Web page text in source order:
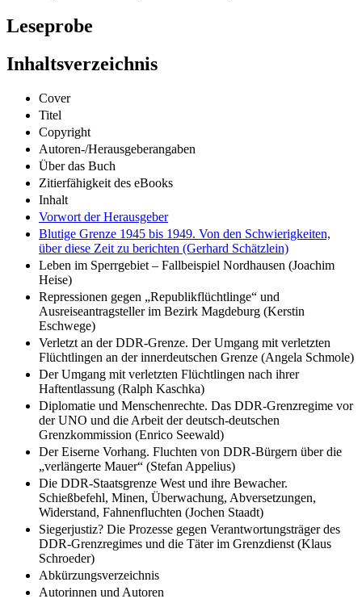
Leseprobe
Inhaltsverzeichnis
Cover
Titel
Copyright
Autoren-/Herausgeberangaben
Über das Buch
Zitierfähigkeit des eBooks
Inhalt
Vorwort der Herausgeber
Blutige Grenze 1945 bis 1949. Von den Schwierigkeiten,
über diese Zeit zu berichten (Gerhard Schätzlein)
Leben im Sperrgebiet – Fallbeispiel Nordhausen (Joachim
Heise)
Repressionen gegen „Republikflüchtlinge“ und
Ausreiseantragsteller im Bezirk Magdeburg (Kerstin
Eschwege)
Verletzt an der DDR-Grenze. Der Umgang mit verletzten
Flüchtlingen an der innerdeutschen Grenze (Angela Schmole)
Der Umgang mit verletzten Flüchtlingen nach ihrer
Haftentlassung (Ralph Kaschka)
Diplomatie und Menschenrechte. Das DDR-Grenzregime vor
der UNO und die Arbeit der deutsch-deutschen
Grenzkommission (Enrico Seewald)
Der Eiserne Vorhang. Fluchten von DDR-Bürgern über die
„verlängerte Mauer“ (Stefan Appelius)
Die DDR-Staatsgrenze West und ihre Bewacher.
Schießbefehl, Minen, Überwachung, Abversetzungen,
Widerstand, Fahnenfluchten (Jochen Staadt)
Siegerjustiz? Die Prozesse gegen Verantwortungsträger des
DDR-Grenzregimes und die Täter im Grenzdienst (Klaus
Schroeder)
Abkürzungsverzeichnis
Autorinnen und Autoren